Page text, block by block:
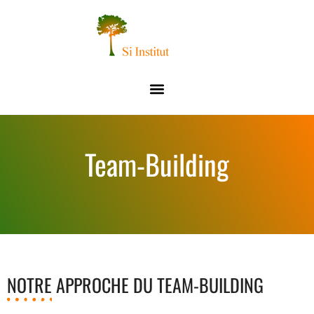
Team-Building
NOTRE APPROCHE DU TEAM-BUILDING